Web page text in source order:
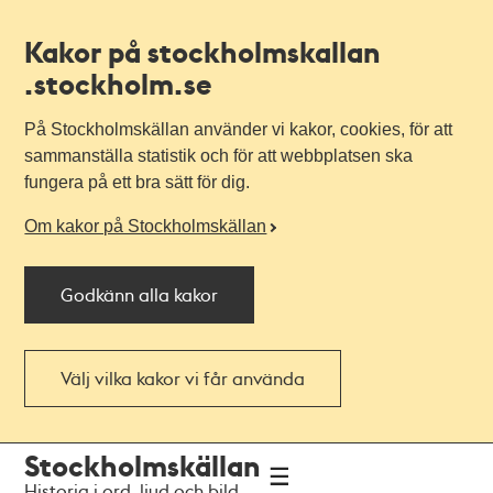
Kakor på stockholmskallan
.stockholm.se
På Stockholmskällan använder vi kakor, cookies, för att
sammanställa statistik och för att webbplatsen ska
fungera på ett bra sätt för dig.
Om kakor på Stockholmskällan
Godkänn alla kakor
Välj vilka kakor vi får använda
navigationen
huvudinnehållet
Stockholmskällan